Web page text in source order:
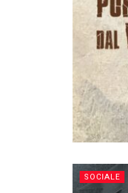
SOCIALE